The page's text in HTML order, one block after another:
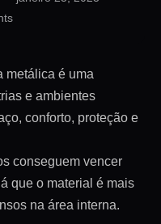
metálica é uma
e ambientes
conforto, proteção e
conseguem vencer
que o material é mais
na área interna.